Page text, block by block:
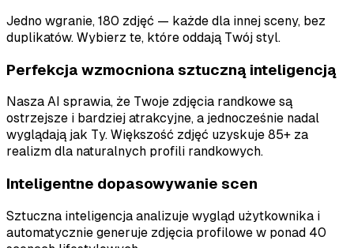
Jedno wgranie, 180 zdjęć — każde dla innej sceny, bez
duplikatów. Wybierz te, które oddają Twój styl.
Perfekcja wzmocniona sztuczną inteligencją
Nasza AI sprawia, że Twoje zdjęcia randkowe są
ostrzejsze i bardziej atrakcyjne, a jednocześnie nadal
wyglądają jak Ty. Większość zdjęć uzyskuje 85+ za
realizm dla naturalnych profili randkowych.
Inteligentne dopasowywanie scen
Sztuczna inteligencja analizuje wygląd użytkownika i
automatycznie generuje zdjęcia profilowe w ponad 40